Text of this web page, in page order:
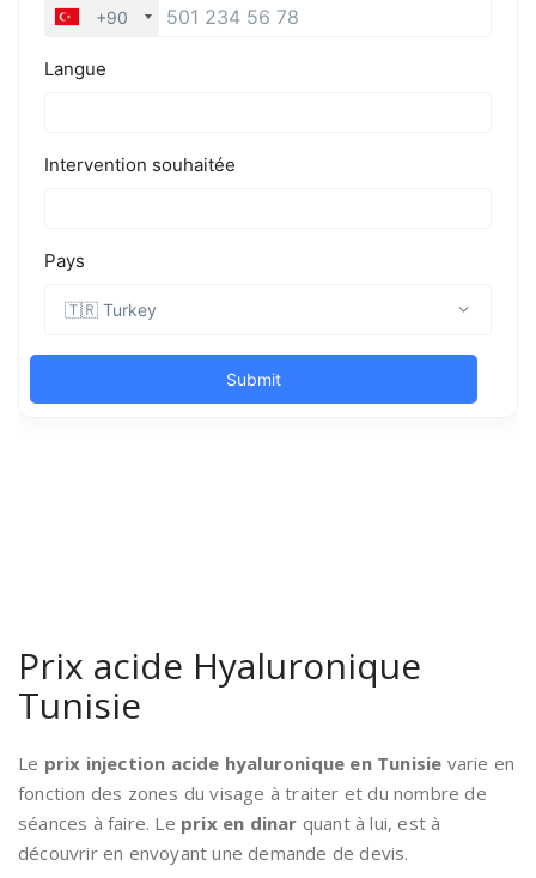
Prix acide Hyaluronique
Tunisie
Le prix injection acide hyaluronique en Tunisie varie en
fonction des zones du visage à traiter et du nombre de
séances à faire. Le prix en dinar quant à lui, est à
découvrir en envoyant une demande de devis.